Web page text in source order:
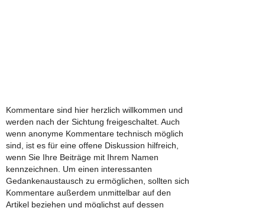
Kommentare sind hier herzlich willkommen und
werden nach der Sichtung freigeschaltet. Auch
wenn anonyme Kommentare technisch möglich
sind, ist es für eine offene Diskussion hilfreich,
wenn Sie Ihre Beiträge mit Ihrem Namen
kennzeichnen. Um einen interessanten
Gedankenaustausch zu ermöglichen, sollten sich
Kommentare außerdem unmittelbar auf den
Artikel beziehen und möglichst auf dessen